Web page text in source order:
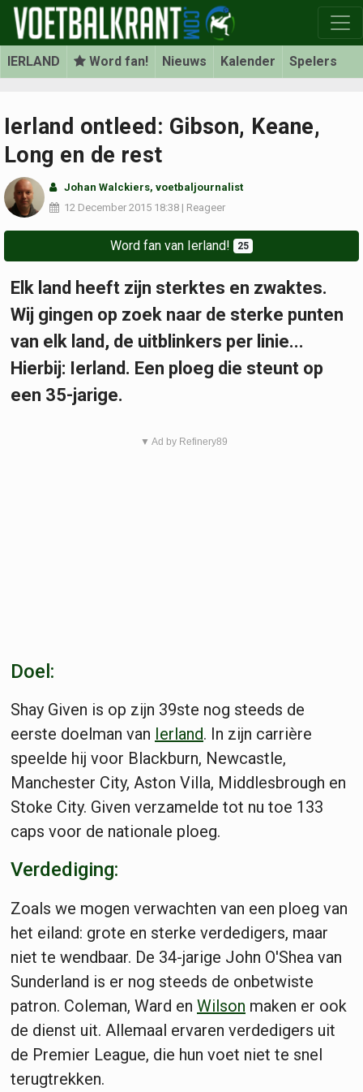
IERLAND Word fan! Nieuws Kalender Spelers
Ierland ontleed: Gibson, Keane,
Long en de rest
Johan Walckiers, voetbaljournalist
12 December 2015 18:38 | Reageer
Word fan van Ierland! 25
Elk land heeft zijn sterktes en zwaktes.
Wij gingen op zoek naar de sterke punten
van elk land, de uitblinkers per linie...
Hierbij: Ierland. Een ploeg die steunt op
een 35-jarige.
▼ Ad by Refinery89
Doel:
Shay Given is op zijn 39ste nog steeds de
eerste doelman van Ierland. In zijn carrière
speelde hij voor Blackburn, Newcastle,
Manchester City, Aston Villa, Middlesbrough en
Stoke City. Given verzamelde tot nu toe 133
caps voor de nationale ploeg.
Verdediging:
Zoals we mogen verwachten van een ploeg van
het eiland: grote en sterke verdedigers, maar
niet te wendbaar. De 34-jarige John O'Shea van
Sunderland is er nog steeds de onbetwiste
patron. Coleman, Ward en Wilson maken er ook
de dienst uit. Allemaal ervaren verdedigers uit
de Premier League, die hun voet niet te snel
terugtrekken.